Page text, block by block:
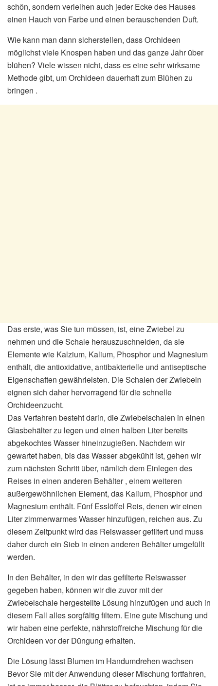
schön, sondern verleihen auch jeder Ecke des Hauses
einen Hauch von Farbe und einen berauschenden Duft.
Wie kann man dann sicherstellen, dass Orchideen
möglichst viele Knospen haben und das ganze Jahr über
blühen? Viele wissen nicht, dass es eine sehr wirksame
Methode gibt, um Orchideen dauerhaft zum Blühen zu
bringen .
Das erste, was Sie tun müssen, ist, eine Zwiebel zu
nehmen und die Schale herauszuschneiden, da sie
Elemente wie Kalzium, Kalium, Phosphor und Magnesium
enthält, die antioxidative, antibakterielle und antiseptische
Eigenschaften gewährleisten. Die Schalen der Zwiebeln
eignen sich daher hervorragend für die schnelle
Orchideenzucht.
Das Verfahren besteht darin, die Zwiebelschalen in einen
Glasbehälter zu legen und einen halben Liter bereits
abgekochtes Wasser hineinzugießen. Nachdem wir
gewartet haben, bis das Wasser abgekühlt ist, gehen wir
zum nächsten Schritt über, nämlich dem Einlegen des
Reises in einen anderen Behälter , einem weiteren
außergewöhnlichen Element, das Kalium, Phosphor und
Magnesium enthält. Fünf Esslöffel Reis, denen wir einen
Liter zimmerwarmes Wasser hinzufügen, reichen aus. Zu
diesem Zeitpunkt wird das Reiswasser gefiltert und muss
daher durch ein Sieb in einen anderen Behälter umgefüllt
werden.
In den Behälter, in den wir das gefilterte Reiswasser
gegeben haben, können wir die zuvor mit der
Zwiebelschale hergestellte Lösung hinzufügen und auch in
diesem Fall alles sorgfältig filtern. Eine gute Mischung und
wir haben eine perfekte, nährstoffreiche Mischung für die
Orchideen vor der Düngung erhalten.
Die Lösung lässt Blumen im Handumdrehen wachsen
Bevor Sie mit der Anwendung dieser Mischung fortfahren,